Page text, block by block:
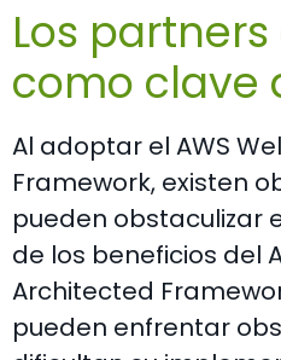
Los partners
como clave
Al adoptar el AWS
Framework, existen
pueden obstaculizar
de los beneficios del
Architected
pueden enfrentar